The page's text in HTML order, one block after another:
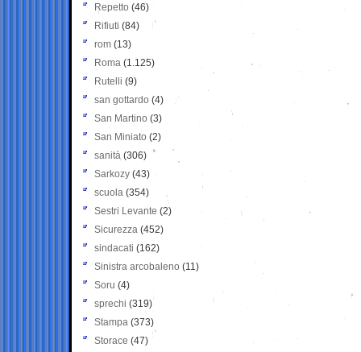
Repetto (46)
Rifiuti (84)
rom (13)
Roma (1.125)
Rutelli (9)
san gottardo (4)
San Martino (3)
San Miniato (2)
sanità (306)
Sarkozy (43)
scuola (354)
Sestri Levante (2)
Sicurezza (452)
sindacati (162)
Sinistra arcobaleno (11)
Soru (4)
sprechi (319)
Stampa (373)
Storace (47)